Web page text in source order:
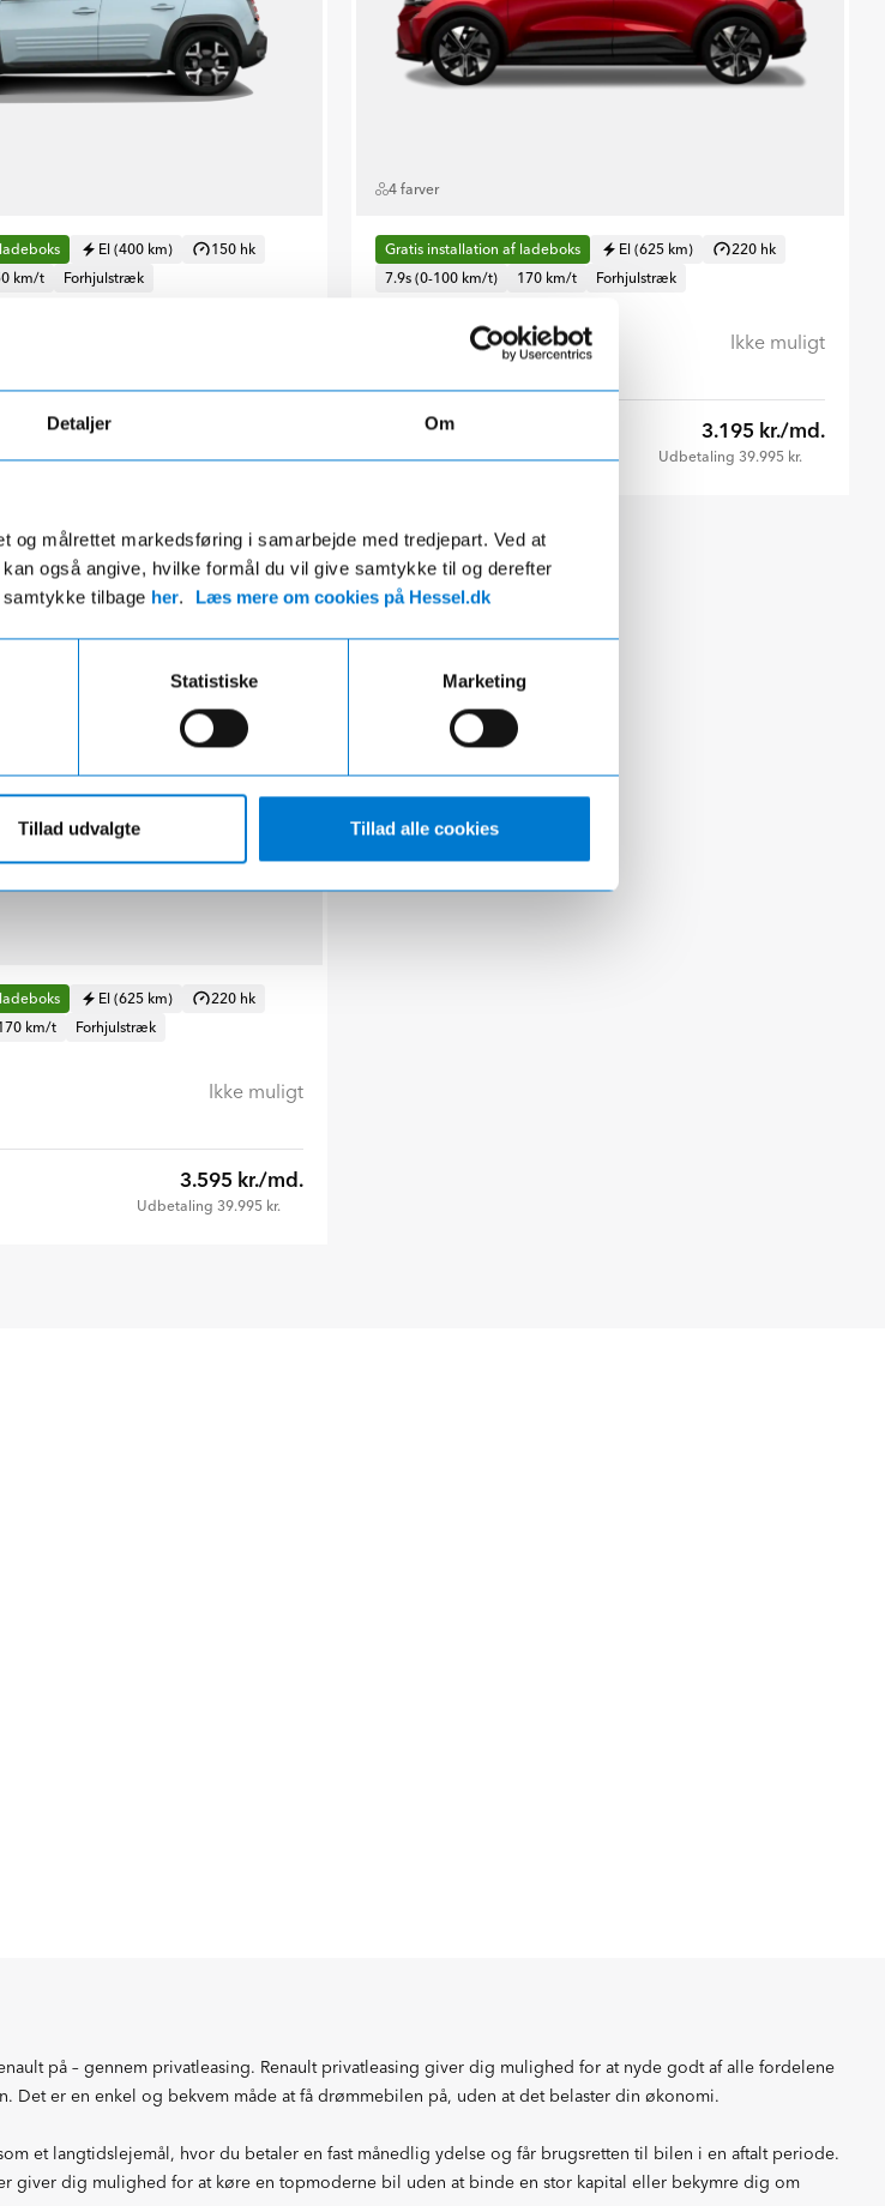
Detaljer Om
og målrettet markedsføring i samarbejde med tredjepart. Ved at
også angive, hvilke formål du vil give samtykke til og derefter
tilbage her. Læs mere om cookies på Hessel.dk
Statistiske Marketing
Tillad udvalgte Tillad alle cookies
El (400 km)
150 hk
km/t Forhjulstræk
Udbetaling 14.995 kr.
4 farver
Gratis installation af ladeboks El (625 km)
220 hk
7.9s (0-100 km/t)
170 km/t Forhjulstræk
Ikke muligt
Privatleasing 3.195 kr./md.
Udbetaling 39.995 kr.
Tech Electric
El (625 km)
220 hk
km/t Forhjulstræk
Ikke muligt
3.595 kr./md.
Udbetaling 39.995 kr.
på – gennem privatleasing. Renault privatleasing giver dig mulighed for at nyde godt af alle fordelene
er en enkel og bekvem måde at få drømmebilen på, uden at det belaster din økonomi.
et langtidslejemål, hvor du betaler en fast månedlig ydelse og får brugsretten til bilen i en aftalt periode.
giver dig mulighed for at køre en topmoderne bil uden at binde en stor kapital eller bekymre dig om